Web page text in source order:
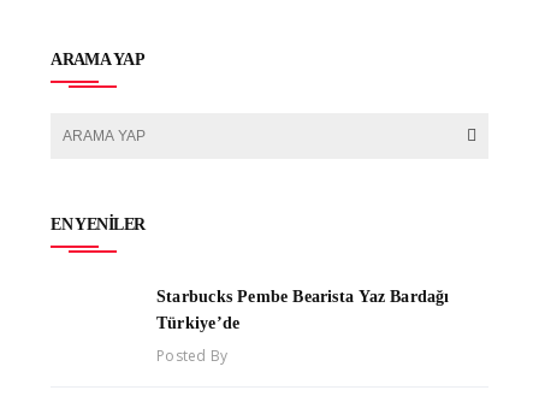
ARAMA YAP
EN YENILER
Starbucks Pembe Bearista Yaz Bardağı
Türkiye’de
Posted By